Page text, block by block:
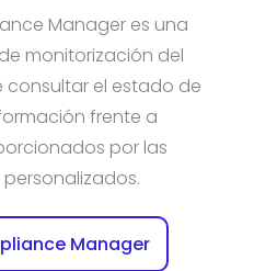
Manager es una
monitorización del
consultar el estado de
frente a
por las
Manager